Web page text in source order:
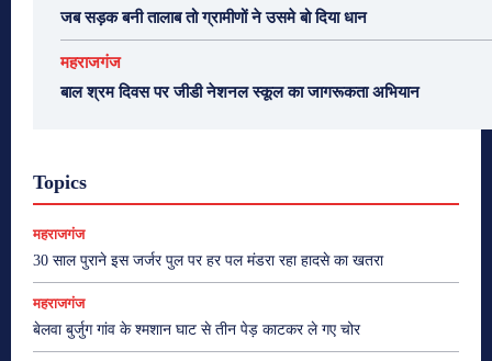
जब सड़क बनी तालाब तो ग्रामीणों ने उसमे बो दिया धान
महराजगंज
बाल श्रम दिवस पर जीडी नेशनल स्कूल का जागरूकता अभियान
Topics
महराजगंज
30 साल पुराने इस जर्जर पुल पर हर पल मंडरा रहा हादसे का खतरा
महराजगंज
बेलवा बुर्जुग गांव के श्मशान घाट से तीन पेड़ काटकर ले गए चोर